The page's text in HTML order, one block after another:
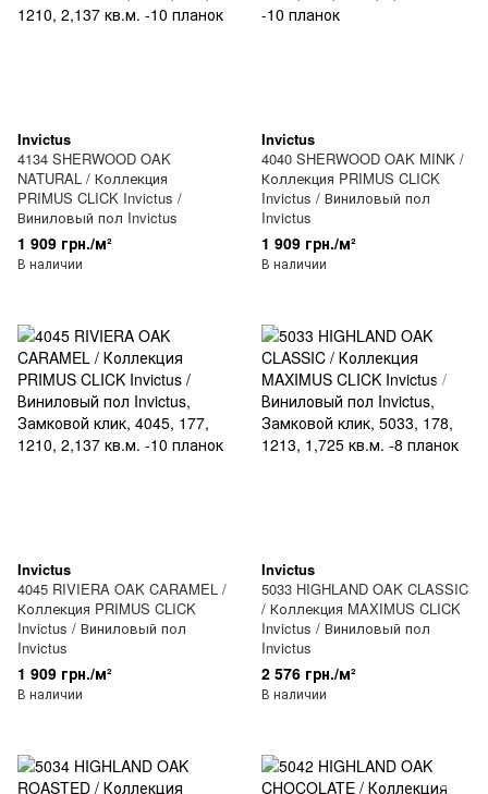
Invictus
4134 SHERWOOD OAK
NATURAL / Коллекция
PRIMUS CLICK Invictus /
Виниловый пол Invictus
1 909 грн./м²
В наличии
Invictus
4040 SHERWOOD OAK MINK /
Коллекция PRIMUS CLICK
Invictus / Виниловый пол
Invictus
1 909 грн./м²
В наличии
Invictus
4045 RIVIERA OAK CARAMEL /
Коллекция PRIMUS CLICK
Invictus / Виниловый пол
Invictus
1 909 грн./м²
В наличии
Invictus
5033 HIGHLAND OAK CLASSIC
/ Коллекция MAXIMUS CLICK
Invictus / Виниловый пол
Invictus
2 576 грн./м²
В наличии